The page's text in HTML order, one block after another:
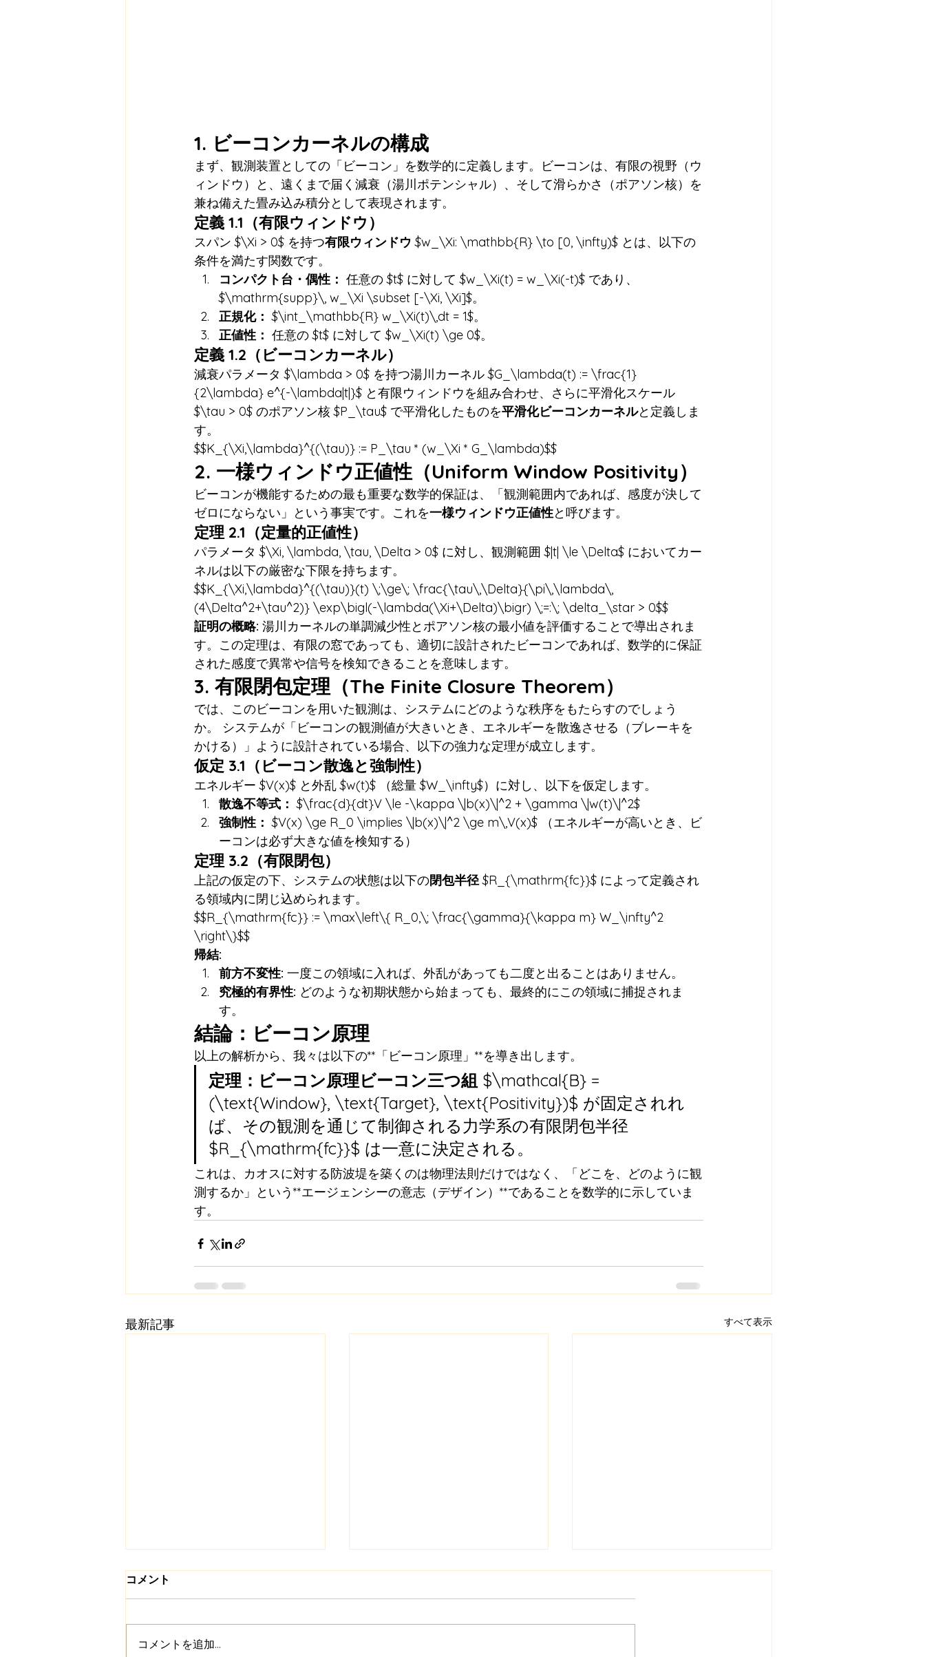
1. ビーコンカーネルの構成
まず、観測装置としての「ビーコン」を数学的に定義します。ビーコンは、有限の視野（ウ
ィンドウ）と、遠くまで届く減衰（湯川ポテンシャル）、そして滑らかさ（ポアソン核）を
兼ね備えた畳み込み積分として表現されます。
定義 1.1（有限ウィンドウ）
スパン $\Xi > 0$ を持つ有限ウィンドウ $w_\Xi: \mathbb{R} \to [0, \infty)$ とは、以下の
条件を満たす関数です。
コンパクト台・偶性： 任意の $t$ に対して $w_\Xi(t) = w_\Xi(-t)$ であり、
$\mathrm{supp}\, w_\Xi \subset [-\Xi, \Xi]$。
正規化： $\int_\mathbb{R} w_\Xi(t)\,dt = 1$。
正値性： 任意の $t$ に対して $w_\Xi(t) \ge 0$。
定義 1.2（ビーコンカーネル）
減衰パラメータ $\lambda > 0$ を持つ湯川カーネル $G_\lambda(t) := \frac{1}
{2\lambda} e^{-\lambda|t|}$ と有限ウィンドウを組み合わせ、さらに平滑化スケール
$\tau > 0$ のポアソン核 $P_\tau$ で平滑化したものを平滑化ビーコンカーネルと定義しま
す。
$$K_{\Xi,\lambda}^{(\tau)} := P_\tau * (w_\Xi * G_\lambda)$$
2. 一様ウィンドウ正値性（Uniform Window Positivity）
ビーコンが機能するための最も重要な数学的保証は、「観測範囲内であれば、感度が決して
ゼロにならない」という事実です。これを一様ウィンドウ正値性と呼びます。
定理 2.1（定量的正値性）
パラメータ $\Xi, \lambda, \tau, \Delta > 0$ に対し、観測範囲 $|t| \le \Delta$ においてカー
ネルは以下の厳密な下限を持ちます。
$$K_{\Xi,\lambda}^{(\tau)}(t) \;\ge\; \frac{\tau\,\Delta}{\pi\,\lambda\,
(4\Delta^2+\tau^2)} \exp\bigl(-\lambda(\Xi+\Delta)\bigr) \;=:\; \delta_\star > 0$$
証明の概略: 湯川カーネルの単調減少性とポアソン核の最小値を評価することで導出されま
す。この定理は、有限の窓であっても、適切に設計されたビーコンであれば、数学的に保証
された感度で異常や信号を検知できることを意味します。
3. 有限閉包定理（The Finite Closure Theorem）
では、このビーコンを用いた観測は、システムにどのような秩序をもたらすのでしょう
か。 システムが「ビーコンの観測値が大きいとき、エネルギーを散逸させる（ブレーキを
かける）」ように設計されている場合、以下の強力な定理が成立します。
仮定 3.1（ビーコン散逸と強制性）
エネルギー $V(x)$ と外乱 $w(t)$ （総量 $W_\infty$）に対し、以下を仮定します。
散逸不等式： $\frac{d}{dt}V \le -\kappa \|b(x)\|^2 + \gamma \|w(t)\|^2$
強制性： $V(x) \ge R_0 \implies \|b(x)\|^2 \ge m\,V(x)$ （エネルギーが高いとき、ビ
ーコンは必ず大きな値を検知する）
定理 3.2（有限閉包）
上記の仮定の下、システムの状態は以下の閉包半径 $R_{\mathrm{fc}}$ によって定義され
る領域内に閉じ込められます。
$$R_{\mathrm{fc}} := \max\left\{ R_0,\; \frac{\gamma}{\kappa m} W_\infty^2
\right\}$$
帰結:
前方不変性: 一度この領域に入れば、外乱があっても二度と出ることはありません。
究極的有界性: どのような初期状態から始まっても、最終的にこの領域に捕捉されま
す。
結論：ビーコン原理
以上の解析から、我々は以下の**「ビーコン原理」**を導き出します。
定理：ビーコン原理ビーコン三つ組 $\mathcal{B} =
(\text{Window}, \text{Target}, \text{Positivity})$ が固定されれ
ば、その観測を通じて制御される力学系の有限閉包半径
$R_{\mathrm{fc}}$ は一意に決定される。
これは、カオスに対する防波堤を築くのは物理法則だけではなく、「どこを、どのように観
測するか」という**エージェンシーの意志（デザイン）**であることを数学的に示していま
す。
最新記事 すべて表示
コメント
コメントを追加…